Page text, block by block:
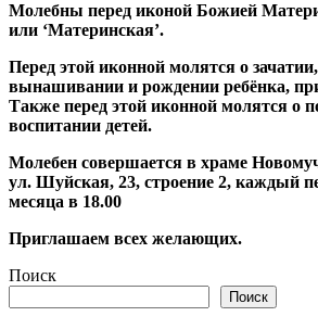
Молебны перед иконой Божией
или ‘Материнская’.
Перед этой иконной молятся о
вынашивании и рождении ребёнка,
Также перед этой иконной молятся о
воспитании детей.
Молебен совершается в храме
ул. Шуйская, 23, строение 2, каждый
месяца в 18.00
Приглашаем всех желающих.
Поиск
Поиск